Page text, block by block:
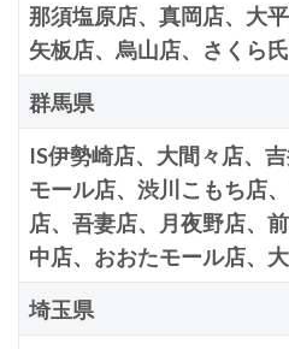
那須塩原店、真岡店、大
矢板店、烏山店、さくら
群馬県
IS伊勢崎店、大間々店、
モール店、渋川こもち店
店、吾妻店、月夜野店、
中店、おおたモール店、大
埼玉県